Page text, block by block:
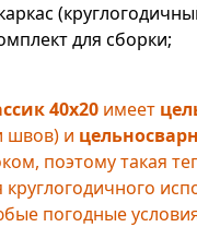
для сборки;
40х20 имеет
швов) и
поэтому такая
круглогодичного
погодные